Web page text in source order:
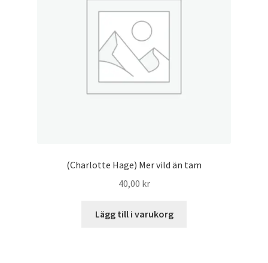
(Charlotte Hage) Mer vild än tam
40,00 kr
Lägg till i varukorg